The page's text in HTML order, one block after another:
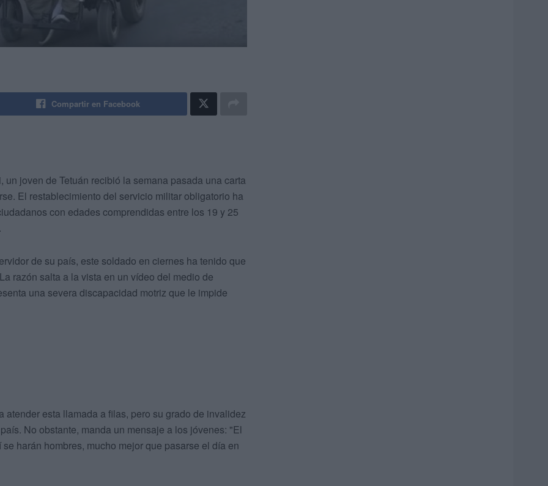
Compartir en Facebook
joven de Tetuán recibió la semana pasada una carta
El restablecimiento del servicio militar obligatorio ha
con edades comprendidas entre los 19 y 25
de su país, este soldado en ciernes ha tenido que
razón salta a la vista en un vídeo del medio de
una severa discapacidad motriz que le impide
esta llamada a filas, pero su grado de invalidez
No obstante, manda un mensaje a los jóvenes: "El
harán hombres, mucho mejor que pasarse el día en